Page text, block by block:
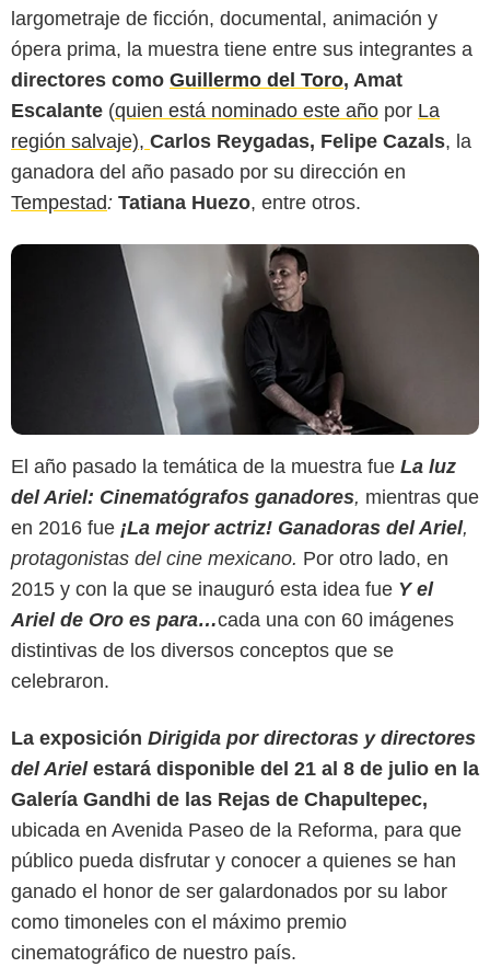
largometraje de ficción, documental, animación y
ópera prima, la muestra tiene entre sus integrantes a
directores como Guillermo del Toro, Amat
Escalante (quien está nominado este año por La
región salvaje), Carlos Reygadas, Felipe Cazals, la
ganadora del año pasado por su dirección en
Tempestad: Tatiana Huezo, entre otros.
El año pasado la temática de la muestra fue La luz
del Ariel: Cinematógrafos ganadores, mientras que
en 2016 fue ¡La mejor actriz! Ganadoras del Ariel,
protagonistas del cine mexicano. Por otro lado, en
2015 y con la que se inauguró esta idea fue Y el
Ariel de Oro es para…cada una con 60 imágenes
distintivas de los diversos conceptos que se
celebraron.
La exposición Dirigida por directoras y directores
del Arielestará disponible del 21 al 8 de julio en la
Galería Gandhi de las Rejas de Chapultepec,
ubicada en Avenida Paseo de la Reforma, para que
público pueda disfrutar y conocer a quienes se han
ganado el honor de ser galardonados por su labor
como timoneles con el máximo premio
cinematográfico de nuestro país.